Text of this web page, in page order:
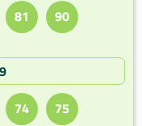
81 90
74 75